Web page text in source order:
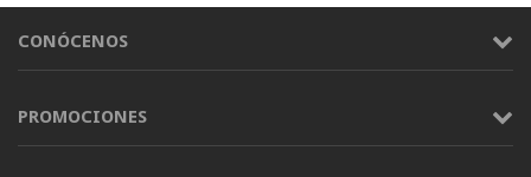
CONÓCENOS
PROMOCIONES